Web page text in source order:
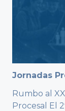
Jornadas
Rumbo al
Procesal El